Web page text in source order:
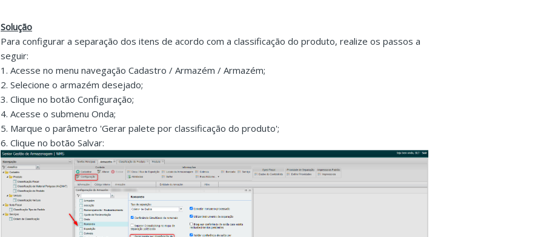
Solução
Para configurar a separação dos itens de acordo com a classificação do produto, realize os passos a
seguir:
1. Acesse no menu navegação Cadastro / Armazém / Armazém;
2. Selecione o armazém desejado;
3. Clique no botão Configuração;
4. Acesse o submenu Onda;
5. Marque o parâmetro 'Gerar palete por classificação do produto';
6. Clique no botão Salvar: